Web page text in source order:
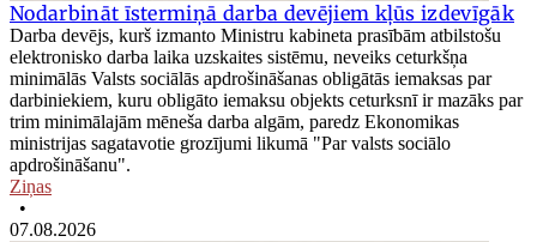
Nodarbināt īstermiņā darba devējiem kļūs izdevīgāk
Darba devējs, kurš izmanto Ministru kabineta prasībām atbilstošu
elektronisko darba laika uzskaites sistēmu, neveiks ceturkšņa
minimālās Valsts sociālās apdrošināšanas obligātās iemaksas par
darbiniekiem, kuru obligāto iemaksu objekts ceturksnī ir mazāks par
trim minimālajām mēneša darba algām, paredz Ekonomikas
ministrijas sagatavotie grozījumi likumā "Par valsts sociālo
apdrošināšanu".
Ziņas
•
07.08.2026